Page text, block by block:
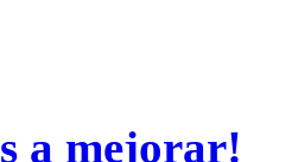
a mejorar!